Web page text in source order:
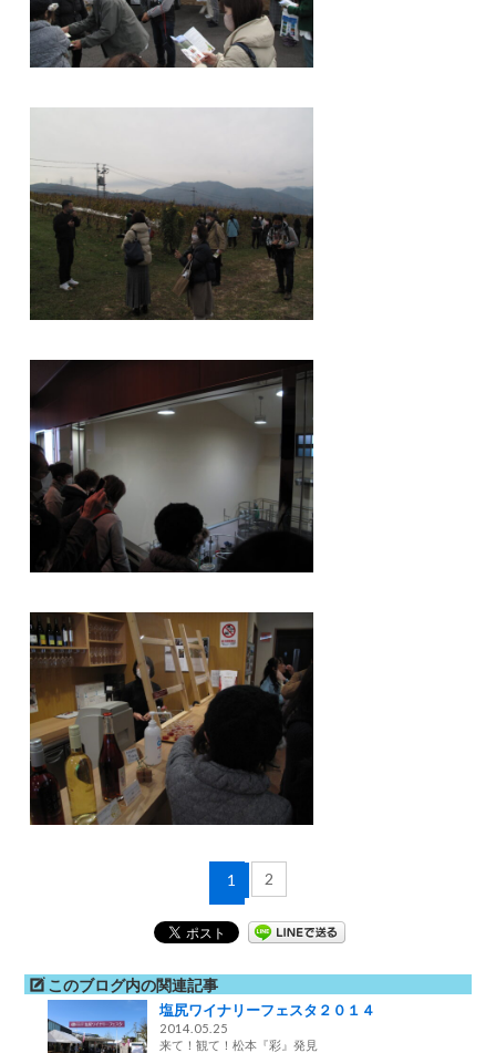
1 2
このブログ内の関連記事
塩尻ワイナリーフェスタ２０１４
2014.05.25
来て！観て！松本『彩』発見